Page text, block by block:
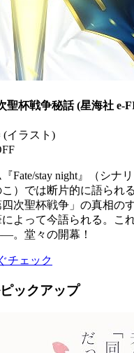
杯戦争秘話 (星海社 e-
(イラスト)
Fate/stay night』（シナ
）では断片的に語られ
次聖杯戦争」の真相の
よって今語られる。こ
。堂々の開幕！
チェック
ックアップ